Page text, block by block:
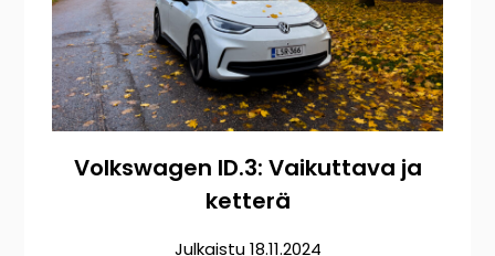
Volkswagen ID.3: Vaikuttava ja
ketterä
Julkaistu18.11.2024